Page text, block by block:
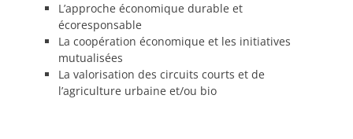
L’approche économique durable et
écoresponsable
La coopération économique et les initiatives
mutualisées
La valorisation des circuits courts et de
l’agriculture urbaine et/ou bio